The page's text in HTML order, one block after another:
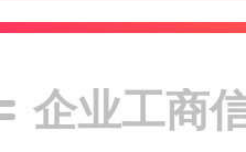
企业工商